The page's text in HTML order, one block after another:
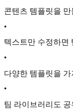
콘텐츠 템플릿을
•
텍스트만 수정하면
•
다양한 템플릿을
•
팀 라이브러리도